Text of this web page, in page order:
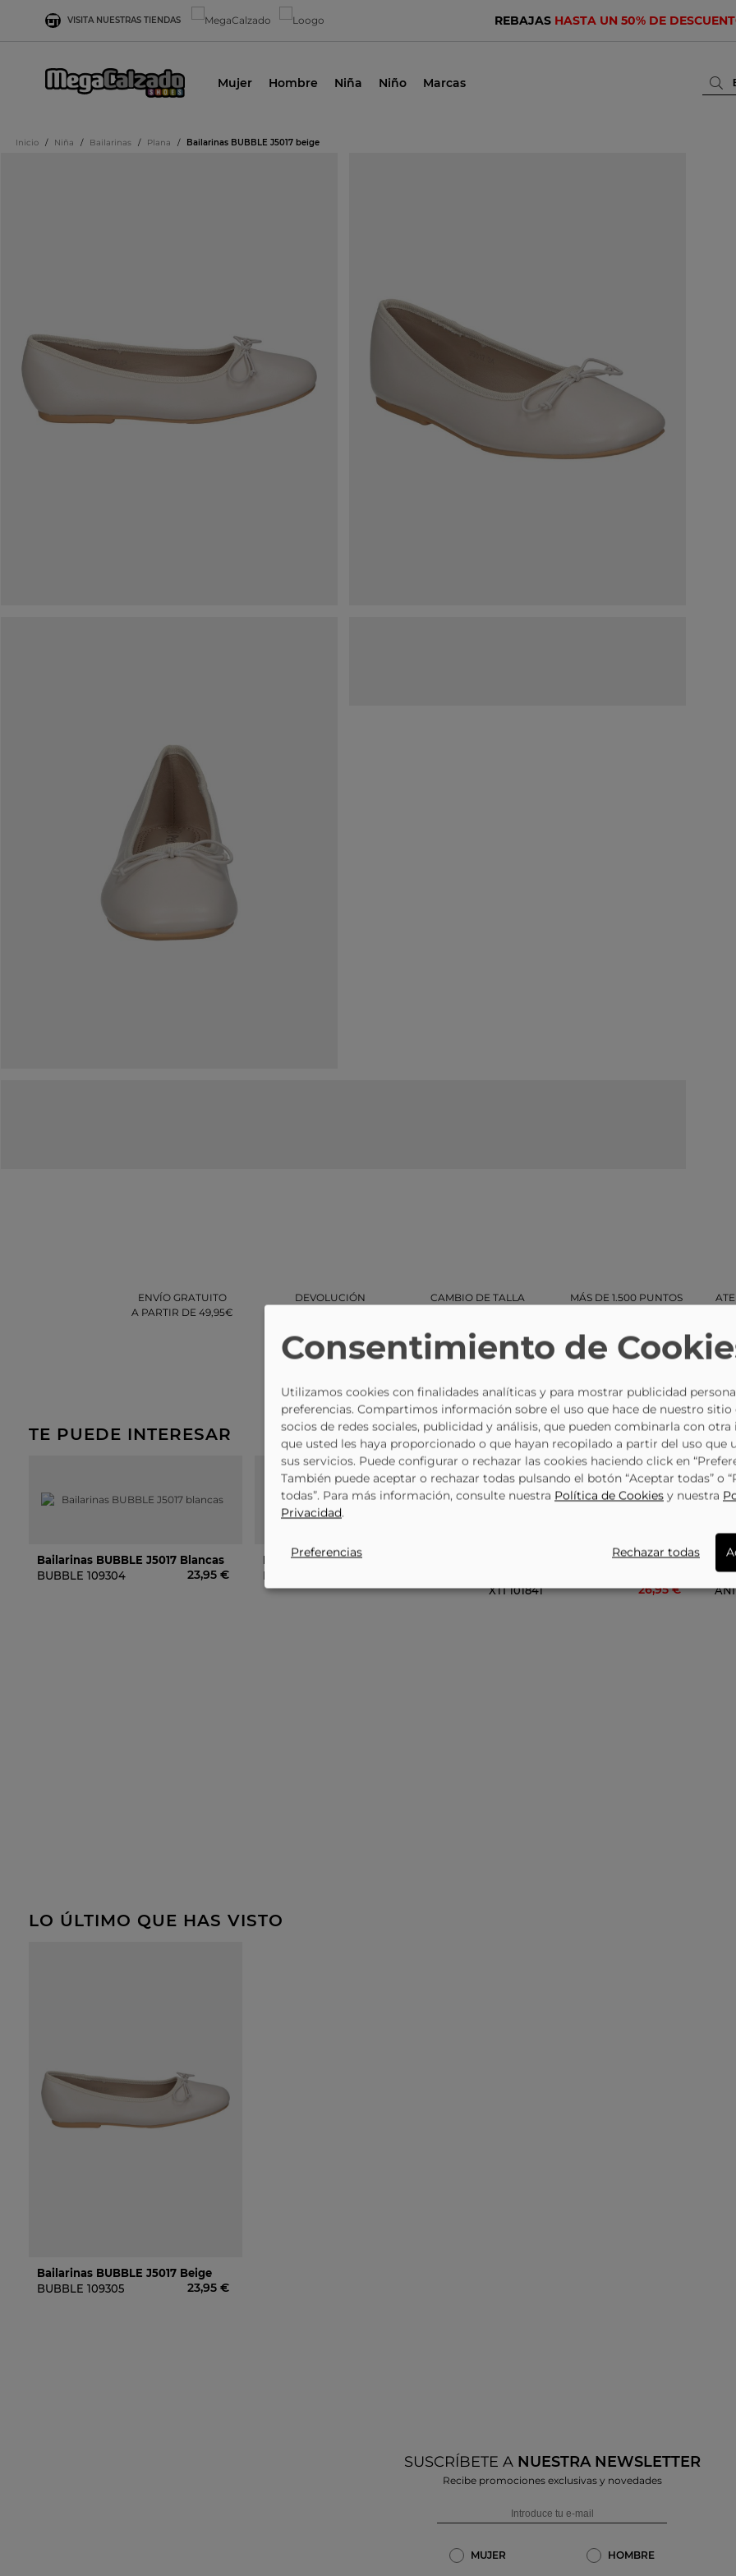
VISITA NUESTRAS TIENDAS REBAJAS HASTA UN 50% DE
Mujer Hombre Niña Niño Marcas
Inicio / Niña / Bailarinas / Plana / Bailarinas BUBBLE J5017 beige
ENVÍO GRATUITO
A PARTIR DE 49,95€
DEVOLUCIÓN
CAMBIO DE TALLA
MÁS DE 1.500 PUNTOS
TE PUEDE INTERESAR
Bailarinas BUBBLE J5017 Blancas
BUBBLE 109304 23,95 €
Bailarinas BUBBLE J5017 Doradas
BUBBLE
-13%
XTI101841 26,95 €
LO ÚLTIMO QUE HAS VISTO
Bailarinas BUBBLE J5017 Beige
BUBBLE 109305 23,95 €
SUSCRÍBETE A NUESTRA NEWSLETTER
Recibe promociones exclusivas y novedades
MUJER HOMBRE
Consentimiento de
Utilizamos cookies con finalidades analíticas y para mostrar publicidad
preferencias. Compartimos información sobre el uso que hace de nuestro sitio
socios de redes sociales, publicidad y análisis, que pueden combinarla con
que usted les haya proporcionado o que hayan recopilado a partir del uso que
sus servicios. Puede configurar o rechazar las cookies haciendo click en
También puede aceptar o rechazar todas pulsando el botón “Aceptar todas” o
todas”. Para más información, consulte nuestra Política de Cookies y nuestra
Privacidad.
Preferencias Rechazar todas